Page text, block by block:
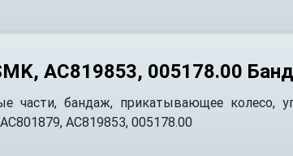
AC819853, 005178.00
части, бандаж, прикатывающее колесо,
АС819853, 005178.00